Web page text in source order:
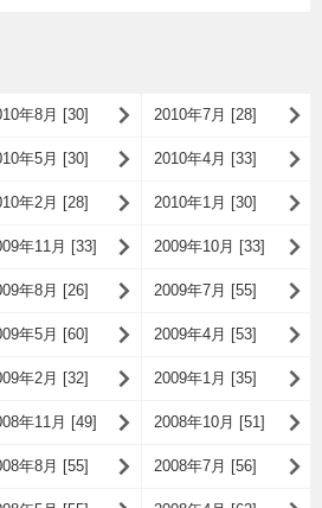
年8月 [30] 2010年7月 [28]
年5月 [30] 2010年4月 [33]
年2月 [28] 2010年1月 [30]
年11月 [33] 2009年10月 [33]
年8月 [26] 2009年7月 [55]
年5月 [60] 2009年4月 [53]
年2月 [32] 2009年1月 [35]
年11月 [49] 2008年10月 [51]
年8月 [55] 2008年7月 [56]